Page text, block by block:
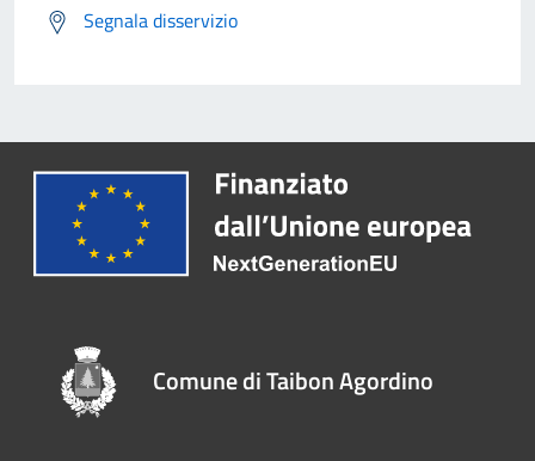
Segnala disservizio
Comune di Taibon Agordino